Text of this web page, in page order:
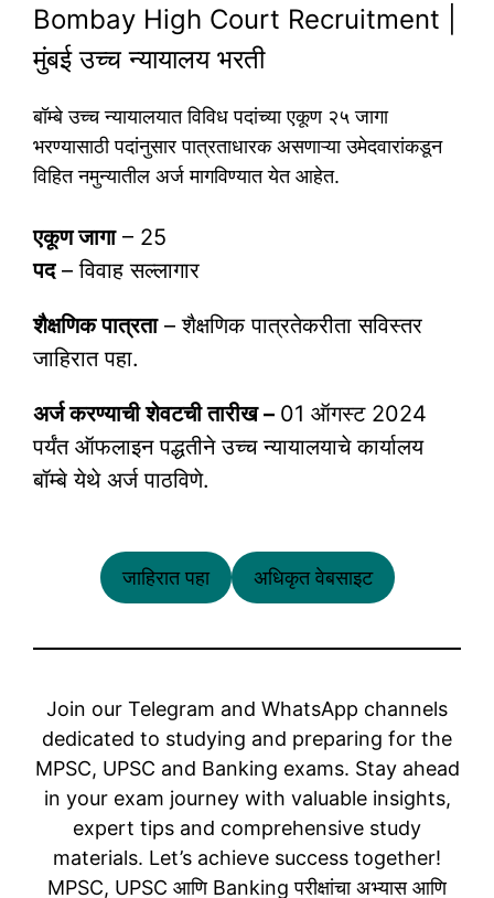
Bombay High Court Recruitment |
मुंबई उच्च न्यायालय भरती
बॉम्बे उच्च न्यायालयात विविध पदांच्या एकूण २५ जागा
भरण्यासाठी पदांनुसार पात्रताधारक असणाऱ्या उमेदवारांकडून
विहित नमुन्यातील अर्ज मागविण्यात येत आहेत.
एकूण जागा– 25
पद– विवाह सल्लागार
शैक्षणिक पात्रता– शैक्षणिक पात्रतेकरीता सविस्तर
जाहिरात पहा.
अर्ज करण्याची शेवटची तारीख – 01 ऑगस्ट 2024
पर्यंत ऑफलाइन पद्धतीने उच्च न्यायालयाचे कार्यालय
बॉम्बे येथे अर्ज पाठविणे.
जाहिरात पहा अधिकृत वेबसाइट
Join our Telegram and WhatsApp channels
dedicated to studying and preparing for the
MPSC, UPSC and Banking exams. Stay ahead
in your exam journey with valuable insights,
expert tips and comprehensive study
materials. Let’s achieve success together!
MPSC, UPSC आणि Banking परीक्षांचा अभ्यास आणि